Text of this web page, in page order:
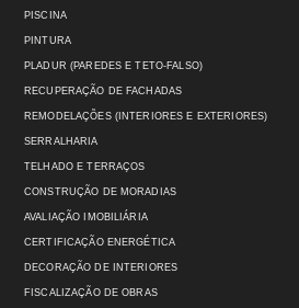
PISCINA
PINTURA
PLADUR (PAREDES E TETO-FALSO)
RECUPERAÇÃO DE FACHADAS
REMODELAÇÕES (INTERIORES E EXTERIORES)
SERRALHARIA
TELHADO E TERRAÇOS
CONSTRUÇÃO DE MORADIAS
AVALIAÇÃO IMOBILIÁRIA
CERTIFICAÇÃO ENERGÉTICA
DECORAÇÃO DE INTERIORES
FISCALIZAÇÃO DE OBRAS